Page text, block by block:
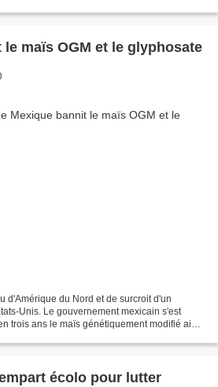
le maïs OGM et le glyphosate
d'Amérique du Nord et de surcroit d'un
Unis. Le gouvernement mexicain s'est
trois ans le maïs génétiquement modifié ainsi
écolo pour lutter